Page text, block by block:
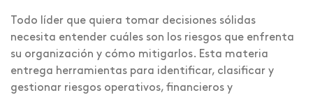
Todo líder que quiera tomar decisiones sólidas
necesita entender cuáles son los riesgos que enfrenta
su organización y cómo mitigarlos. Esta materia
entrega herramientas para identificar, clasificar y
gestionar riesgos operativos, financieros y